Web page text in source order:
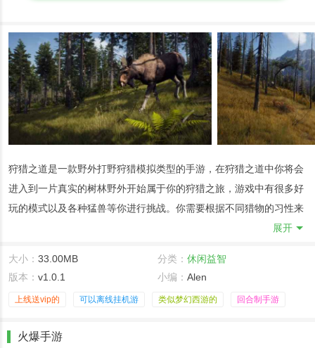
狩猎之道是一款野外打野狩猎模拟类型的手游，在狩猎之道中你将会
进入到一片真实的树林野外开始属于你的狩猎之旅，游戏中有很多好
玩的模式以及各种猛兽等你进行挑战。你需要根据不同猎物的习性来
打造各种不同的陷阱去抓住各种动物，还有很多的挑战任务等你进行
狩猎之道联机组队教程
1、设置中文完成，点击多人游戏进入。
3、对房间进行设置后，单击右下角(或按空格键)创建服务器，
展开
大小： 33.00MB 分类： 休闲益智
版本： v1.0.1 小编： Alen
上线送vip的 可以离线挂机游 类似梦幻西游的 回合制手游
火爆手游